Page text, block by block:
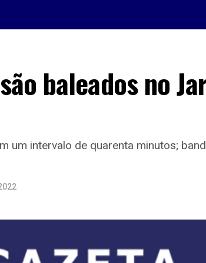
baleados no
um intervalo de quarenta minutos;